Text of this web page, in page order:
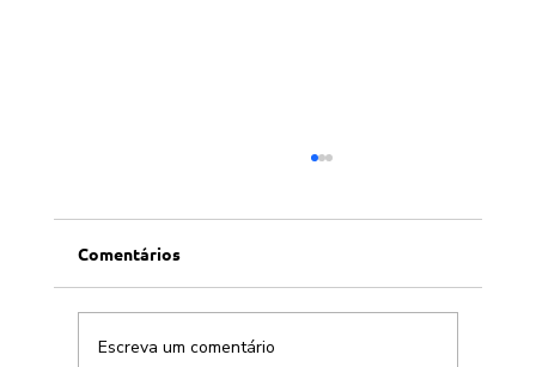
Comentários
Escreva um comentário